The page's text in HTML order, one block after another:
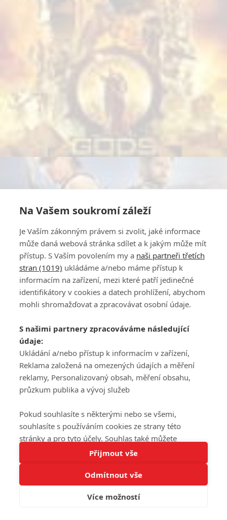
Tato stránka používá soubory cookies.
Rozumím
Na Vašem soukromí záleží
Je Vaším zákonným právem si zvolit, jaké informace
může daná webová stránka sdílet a k jakým může mít
přístup. S Vaším povolením my a naši partneři třetích
stran (1019) ukládáme a/nebo máme přístup k
informacím na zařízení, mezi které patří jedinečné
identifikátory v cookies a datech prohlížení, abychom
mohli shromažďovat a zpracovávat osobní údaje.
S našimi partnery zpracováváme následující
údaje:
Ukládání a/nebo přístup k informacím v zařízení,
Reklama založená na omezených údajích a měření
reklamy, Personalizovaný obsah, měření obsahu,
průzkum publika a vývoj služeb
Pokud souhlasíte s některými nebo se všemi,
souhlasíte s používáním cookies ze strany této
stránky a pro tyto účely. Souhlas také můžete
odmítnout, ale v takovém případě vám na stránce
nebudou k dispozici některé personalizované funkce.
Vaše volby souhlasu se budou vztahovat pouze na
tuto webovou stránku. Vaše nastavení a odvolání
souhlasu můžete kdykoli změnit na stránce s
Přijmout vše
Odmítnout vše
Více možností